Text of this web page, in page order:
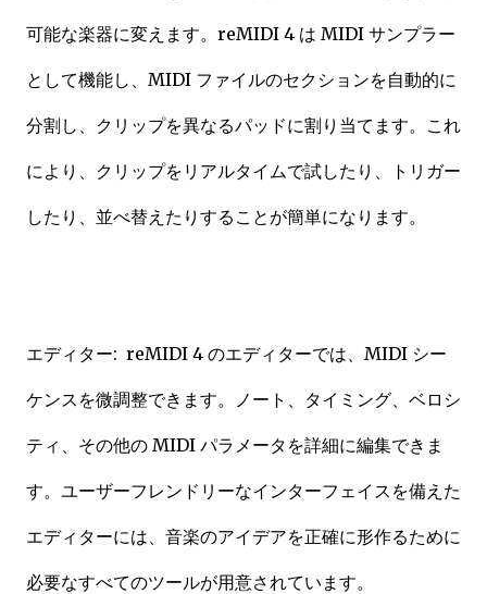
可能な楽器に変えます。reMIDI 4 は MIDI サンプラー
として機能し、MIDI ファイルのセクションを自動的に
分割し、クリップを異なるパッドに割り当てます。これ
により、クリップをリアルタイムで試したり、トリガー
したり、並べ替えたりすることが簡単になります。
エディター: reMIDI 4 のエディターでは、MIDI シー
ケンスを微調整できます。ノート、タイミング、ベロシ
ティ、その他の MIDI パラメータを詳細に編集できま
す。ユーザーフレンドリーなインターフェイスを備えた
エディターには、音楽のアイデアを正確に形作るために
必要なすべてのツールが用意されています。